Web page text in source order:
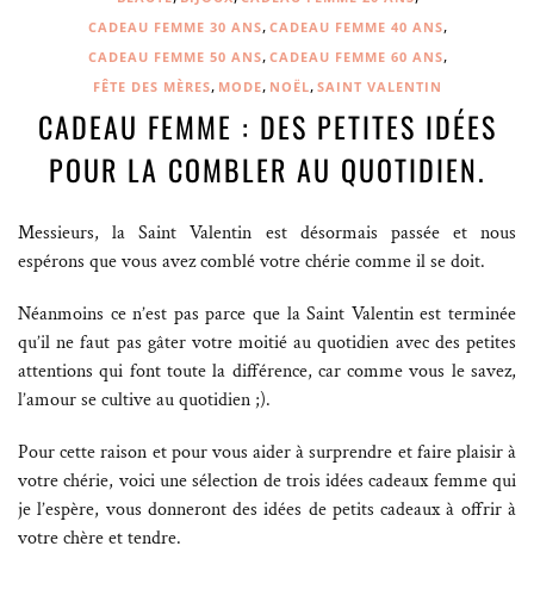
CADEAU FEMME 30 ANS, CADEAU FEMME 40 ANS,
CADEAU FEMME 50 ANS, CADEAU FEMME 60 ANS,
FÊTE DES MÈRES, MODE, NOËL, SAINT VALENTIN
CADEAU FEMME : DES PETITES IDÉES
POUR LA COMBLER AU QUOTIDIEN.
Messieurs, la Saint Valentin est désormais passée et nous
espérons que vous avez comblé votre chérie comme il se doit.
Néanmoins ce n’est pas parce que la Saint Valentin est terminée
qu’il ne faut pas gâter votre moitié au quotidien avec des petites
attentions qui font toute la différence, car comme vous le savez,
l’amour se cultive au quotidien ;).
Pour cette raison et pour vous aider à surprendre et faire plaisir à
votre chérie, voici une sélection de trois idées cadeaux femme qui
je l’espère, vous donneront des idées de petits cadeaux à offrir à
votre chère et tendre.